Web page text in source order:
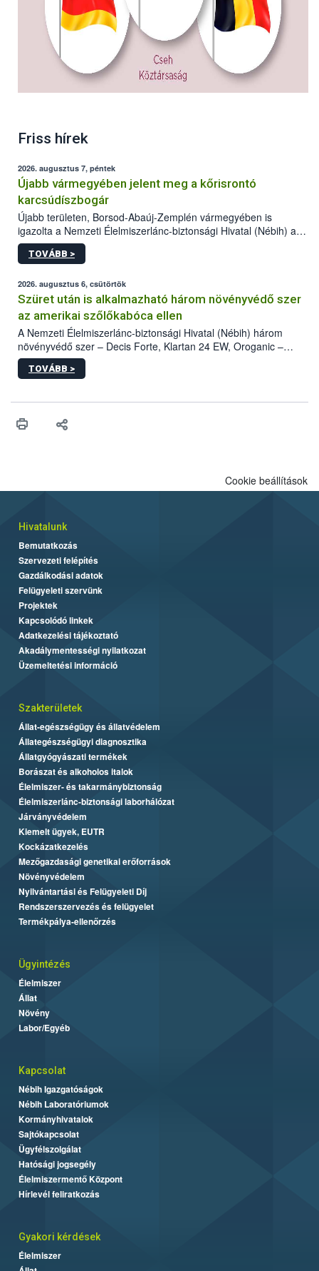
Friss hírek
2026. augusztus 7, péntek
Újabb vármegyében jelent meg a kőrisrontó
karcsúdíszbogár
Újabb területen, Borsod-Abaúj-Zemplén vármegyében is
igazolta a Nemzeti Élelmiszerlánc-biztonsági Hivatal (Nébih) a
kőrisrontó karcsúdíszbogár (Agrilus planipennis) jelenlétét. A
kártevőt nem csak színcsapdában találták meg, de már fertőzött
az intenzív felderítést, emellett az intézkedéseket a szlovák
hatósággal is összehangolják a terjedés megállítása érdekében.
TOVÁBB >
2026. augusztus 6, csütörtök
Szüret után is alkalmazható három növényvédő szer
az amerikai szőlőkabóca ellen
A Nemzeti Élelmiszerlánc-biztonsági Hivatal (Nébih) három
növényvédő szer – Decis Forte, Klartan 24 EW, Oroganic –
engedélyokiratát módosította, így azok a szüretet követően,
egészen a vesszőérettség (BBCH 91) stádiumáig
érésű szőlőkben is legyen lehetőség a károsító elleni további
felhasználók számára is elérhető és ökológiai termesztésben is
TOVÁBB >
Cookie beállítások
Hivatalunk
Bemutatkozás
Szervezeti felépítés
Gazdálkodási adatok
Felügyeleti szervünk
Projektek
Kapcsolódó linkek
Adatkezelési tájékoztató
Akadálymentességi nyilatkozat
Üzemeltetési információ
Szakterületek
Állat-egészségügy és állatvédelem
Állategészségügyi diagnosztika
Állatgyógyászati termékek
Borászat és alkoholos italok
Élelmiszer- és takarmánybiztonság
Élelmiszerlánc-biztonsági laborhálózat
Járványvédelem
Kiemelt ügyek, EUTR
Kockázatkezelés
Mezőgazdasági genetikai erőforrások
Növényvédelem
Nyilvántartási és Felügyeleti Díj
Rendszerszervezés és felügyelet
Termékpálya-ellenőrzés
Ügyintézés
Élelmiszer
Állat
Növény
Labor/Egyéb
Kapcsolat
Nébih Igazgatóságok
Nébih Laboratóriumok
Kormányhivatalok
Sajtókapcsolat
Ügyfélszolgálat
Hatósági jogsegély
Élelmiszermentő Központ
Hírlevél feliratkozás
Gyakori kérdések
Élelmiszer